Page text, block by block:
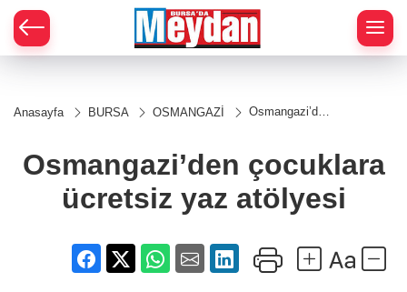
Anasayfa BURSA OSMANGAZİ
Osmangazi’den
Osmangazi’den çocuklara
ücretsiz yaz atölyesi